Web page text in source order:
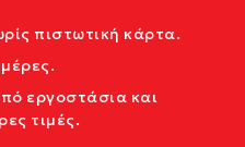
πιστωτική κάρτα.
εργοστάσια και
τιμές.